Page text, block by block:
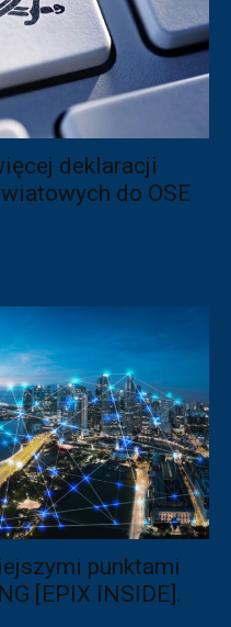
deklaracji
do OSE
punktami
[EPIX INSIDE].